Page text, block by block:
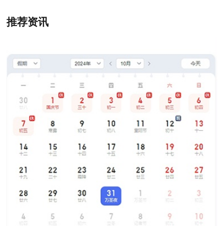
推荐资讯